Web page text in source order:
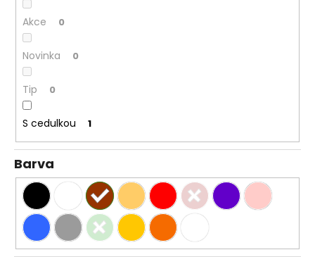
ůAkce 0
Novinka 0
Tip 0
S cedulkou 1
Barva